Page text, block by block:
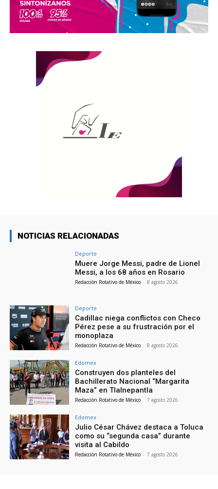
NOTICIAS RELACIONADAS
Deporte
Muere Jorge Messi, padre de Lionel
Messi, a los 68 años en Rosario
Redacción Rotativo de México - 8 agosto 2026
Deporte
Cadillac niega conflictos con Checo
Pérez pese a su frustración por el
monoplaza
Redacción Rotativo de México - 8 agosto 2026
Edomex
Construyen dos planteles del
Bachillerato Nacional “Margarita
Maza” en Tlalnepantla
Redacción Rotativo de México - 7 agosto 2026
Edomex
Julio César Chávez destaca a Toluca
como su “segunda casa” durante
visita al Cabildo
Redacción Rotativo de México - 7 agosto 2026